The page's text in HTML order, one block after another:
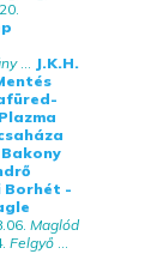
... J.K.H.
Bakony
Borhét -
Maglód
Felgyő ...